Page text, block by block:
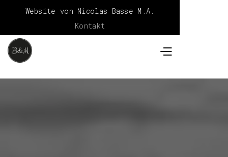
Website von Nicolas Basse M.A.
Kontakt